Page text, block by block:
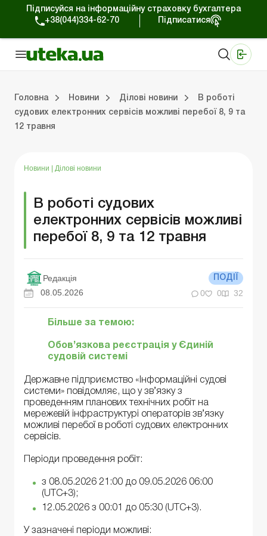
Підписуйся на інформаційну страховку бухгалтера
+38(044)334-62-70
Підписатися
Головна Новини Ділові новини
В роботі
судових електронних сервісів можливі перебої 8, 9 та
12 травня
Новини Ділові новини
В роботі судових
електронних сервісів можливі
перебої 8, 9 та 12 травня
Редакція ПОДІЇ
08.05.2026 0 0 32
Більше за темою:
Обов’язкова реєстрація у Єдиній
судовій системі
Державне підприємство «Інформаційні судові
системи» повідомляє, що у зв’язку з
проведенням планових технічних робіт на
мережевій інфраструктурі операторів зв’язку
можливі перебої в роботі судових електронних
сервісів.
Періоди проведення робіт:
з 08.05.2026 21:00 до 09.05.2026 06:00
(UTC+3);
12.05.2026 з 00:01 до 05:30 (UTC+3).
У зазначені періоди можливі: